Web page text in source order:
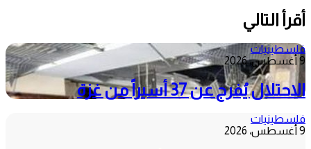
أقرأ التالي
فلسطينيات
9 أغسطس، 2026
الاحتلال يُفرج عن 37 أسيراً من غزة
فلسطينيات
9 أغسطس، 2026